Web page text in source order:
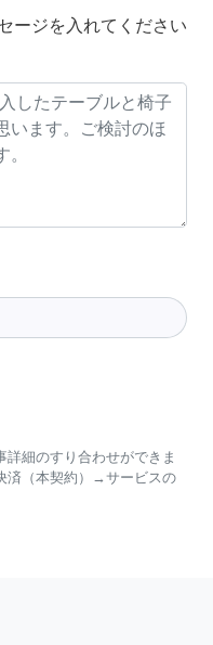
ージを入れてください
細のすり合わせができま
済（本契約）→サービスの